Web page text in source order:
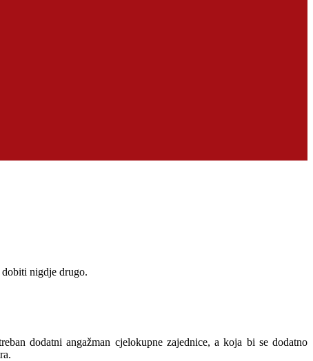
dobiti nigdje drugo.
dodatni angažman cjelokupne zajednice, a koja bi se dodatno